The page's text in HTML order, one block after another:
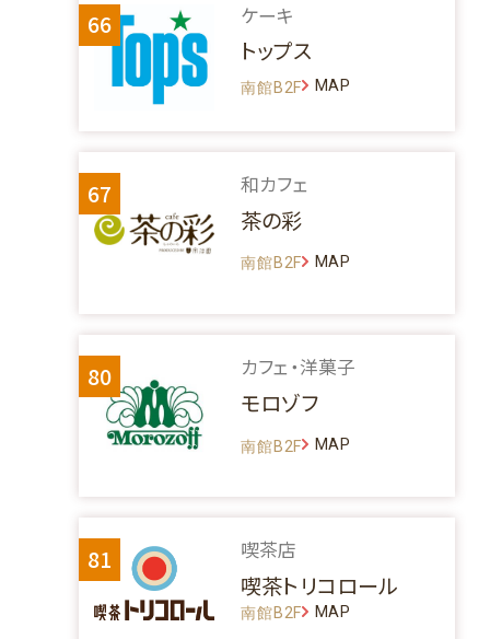
66 ケーキ
トップス
南館B2F MAP
67 和カフェ
茶の彩
南館B2F MAP
80 カフェ・洋菓子
モロゾフ
南館B2F MAP
81 喫茶店
喫茶トリコロール
南館B2F MAP